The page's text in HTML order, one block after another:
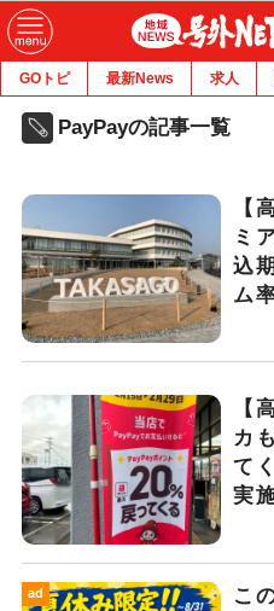
GOトピ 最新News 求人
PayPayの記事一覧
【
ミ
込
ム
【
カ
て
実
ad
こ